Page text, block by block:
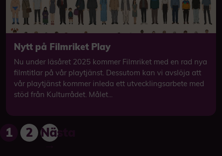
Nytt på Filmriket Play
Nu under läsåret 2025 kommer Filmriket med en rad nya
filmtitlar på vår playtjänst. Dessutom kan vi avslöja att
vår playtjänst kommer inleda ett utvecklingsarbete med
stöd från Kulturrådet. Målet...
1 2 Nästa
→